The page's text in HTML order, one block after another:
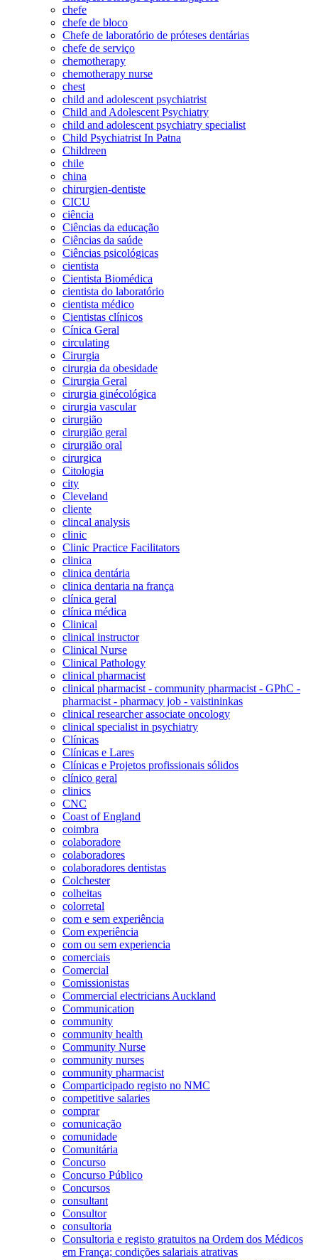
chefe
chefe de bloco
Chefe de laboratório de próteses dentárias
chefe de serviço
chemotherapy
chemotherapy nurse
chest
child and adolescent psychiatrist
Child and Adolescent Psychiatry
child and adolescent psychiatry specialist
Child Psychiatrist In Patna
Childreen
chile
china
chirurgien-dentiste
CICU
ciência
Ciências da educação
Ciências da saúde
Ciências psicológicas
cientista
Cientista Biomédica
cientista do laboratório
cientista médico
Cientistas clínicos
Cínica Geral
circulating
Cirurgia
cirurgia da obesidade
Cirurgia Geral
cirurgia ginécológica
cirurgia vascular
cirurgião
cirurgião geral
cirurgião oral
cirurgica
Citologia
city
Cleveland
cliente
clincal analysis
clinic
Clinic Practice Facilitators
clinica
clinica dentária
clinica dentaria na frança
clínica geral
clínica médica
Clinical
clinical instructor
Clinical Nurse
Clinical Pathology
clinical pharmacist
clinical pharmacist - community pharmacist - GPhC -
pharmacist - pharmacy job - vaistininkas
clinical researcher associate oncology
clinical specialist in psychiatry
Clínicas
Clínicas e Lares
Clínicas e Projetos profissionais sólidos
clínico geral
clinics
CNC
Coast of England
coimbra
colaboradore
colaboradores
colaboradores dentistas
Colchester
colheitas
colorretal
com e sem experiência
Com experiência
com ou sem experiencia
comerciais
Comercial
Comissionistas
Commercial electricians Auckland
Communication
community
community health
Community Nurse
community nurses
community pharmacist
Comparticipado registo no NMC
competitive salaries
comprar
comunicação
comunidade
Comunitária
Concurso
Concurso Público
Concursos
consultant
Consultor
consultoria
Consultoria e registo gratuitos na Ordem dos Médicos
em França; condições salariais atrativas